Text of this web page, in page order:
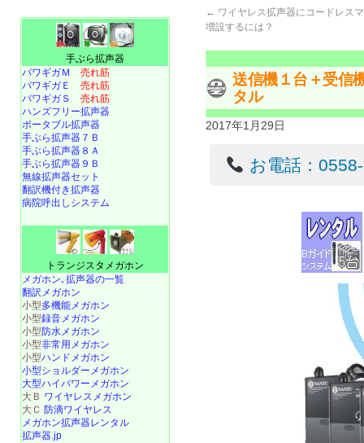
← ワイヤレス拡声器にコードレス
増設するには？
送信機１台＋受信
タル
2017年1月29日
お電話：
手ぶら拡声器
パワギガＭ 売れ筋
パワギガＥ 売れ筋
パワギガＳ 売れ筋
ハンズフリー拡声器
ポータブル拡声器
手ぶら拡声器７Ｂ
手ぶら拡声器８Ａ
手ぶら拡声器９Ｂ
無線拡声器セット
翻訳機付き拡声器
病院呼出しシステム
トランジスタメガホン
メガホン､拡声器の一覧
翻訳メガホン
小型多機能メガホン
小型録音メガホン
小型防水メガホン
小型非常用メガホン
小型ハンドメガホン
小型ショルダーメガホン
大型ハイパワーメガホン
大Ｂ ワイヤレスメガホン
大Ｃ 防滴ワイヤレス
メガホン拡声器レンタル
拡声器.jp